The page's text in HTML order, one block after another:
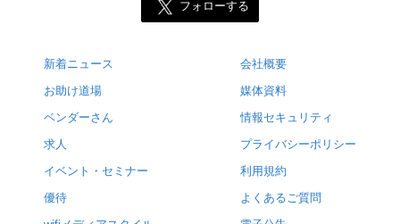
フォローする
新着ニュース
お助け道場
ベンダーさん
求人
イベント・セミナー
優待
会社概要
媒体資料
情報セキュリティ
プライバシーポリシー
利用規約
よくあるご質問